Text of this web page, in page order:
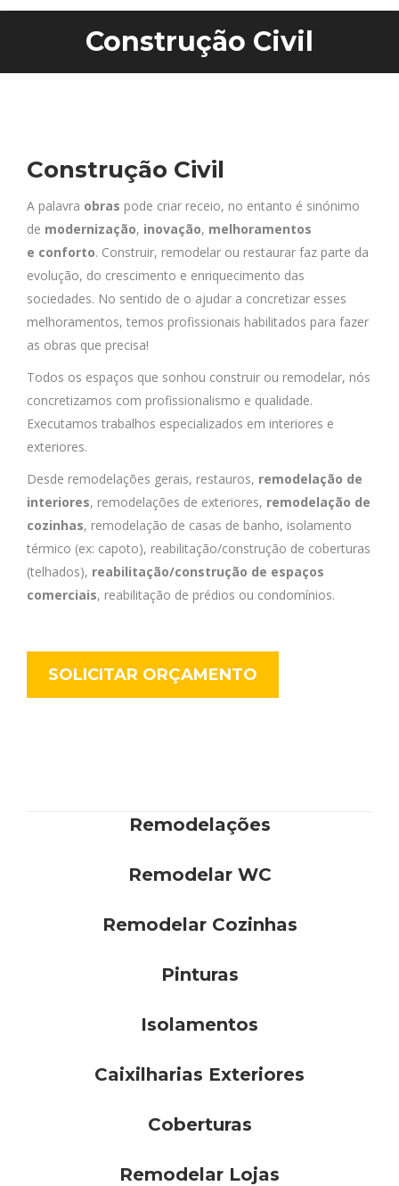
Construção Civil
Você está aqui:
Construção Civil
A palavra obras pode criar receio, no entanto é sinónimo
de modernização, inovação, melhoramentos
e conforto. Construir, remodelar ou restaurar faz parte da
evolução, do crescimento e enriquecimento das
sociedades. No sentido de o ajudar a concretizar esses
melhoramentos, temos profissionais habilitados para fazer
as obras que precisa!
Todos os espaços que sonhou construir ou remodelar, nós
concretizamos com profissionalismo e qualidade.
Executamos trabalhos especializados em interiores e
exteriores.
Desde remodelações gerais, restauros, remodelação de
interiores, remodelações de exteriores, remodelação de
cozinhas, remodelação de casas de banho, isolamento
térmico (ex: capoto), reabilitação/construção de coberturas
(telhados), reabilitação/construção de espaços
comerciais, reabilitação de prédios ou condomínios.
SOLICITAR ORÇAMENTO
Remodelações
Remodelar WC
Remodelar Cozinhas
Pinturas
Isolamentos
Caixilharias Exteriores
Coberturas
Remodelar Lojas